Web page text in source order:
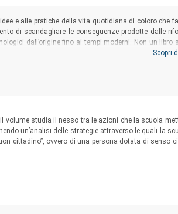
e alle pratiche della vita quotidiana di coloro che
di scandagliare le conseguenze prodotte dalle
dall’origine fino ai tempi moderni. Non un libro
della valutazione subite dai docentiScopri
volume studia il nesso tra le azioni che la scuola
un’analisi delle strategie attraverso le quali la
cittadino”, ovvero di una persona dotata di senso